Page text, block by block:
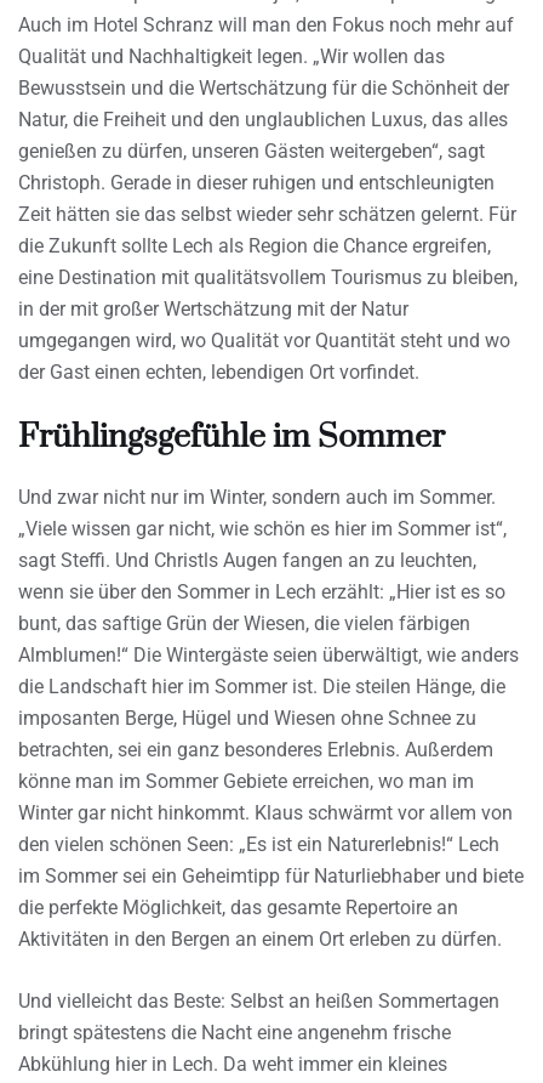
Auch im Hotel Schranz will man den Fokus noch mehr auf
Qualität und Nachhaltigkeit legen. „Wir wollen das
Bewusstsein und die Wertschätzung für die Schönheit der
Natur, die Freiheit und den unglaublichen Luxus, das alles
genießen zu dürfen, unseren Gästen weitergeben“, sagt
Christoph. Gerade in dieser ruhigen und entschleunigten
Zeit hätten sie das selbst wieder sehr schätzen gelernt. Für
die Zukunft sollte Lech als Region die Chance ergreifen,
eine Destination mit qualitätsvollem Tourismus zu bleiben,
in der mit großer Wertschätzung mit der Natur
umgegangen wird, wo Qualität vor Quantität steht und wo
der Gast einen echten, lebendigen Ort vorfindet.
Frühlingsgefühle im Sommer
Und zwar nicht nur im Winter, sondern auch im Sommer.
„Viele wissen gar nicht, wie schön es hier im Sommer ist“,
sagt Steffi. Und Christls Augen fangen an zu leuchten,
wenn sie über den Sommer in Lech erzählt: „Hier ist es so
bunt, das saftige Grün der Wiesen, die vielen färbigen
Almblumen!“ Die Wintergäste seien überwältigt, wie anders
die Landschaft hier im Sommer ist. Die steilen Hänge, die
imposanten Berge, Hügel und Wiesen ohne Schnee zu
betrachten, sei ein ganz besonderes Erlebnis. Außerdem
könne man im Sommer Gebiete erreichen, wo man im
Winter gar nicht hinkommt. Klaus schwärmt vor allem von
den vielen schönen Seen: „Es ist ein Naturerlebnis!“ Lech
im Sommer sei ein Geheimtipp für Naturliebhaber und biete
die perfekte Möglichkeit, das gesamte Repertoire an
Aktivitäten in den Bergen an einem Ort erleben zu dürfen.
Und vielleicht das Beste: Selbst an heißen Sommertagen
bringt spätestens die Nacht eine angenehm frische
Abkühlung hier in Lech. Da weht immer ein kleines